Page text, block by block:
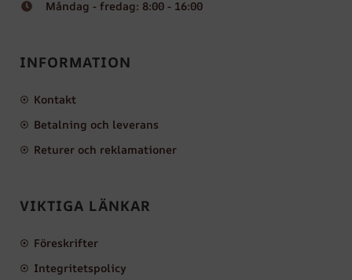
Måndag - fredag: 8:00 - 16:00
INFORMATION
Kontakt
Betalning och leverans
Returer och reklamationer
VIKTIGA LÄNKAR
Föreskrifter
Integritetspolicy